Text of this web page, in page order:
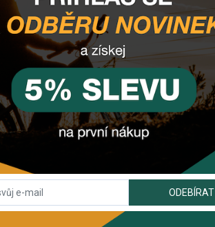
INSTAGRAM#BIKEHOUSESK
ODEBÍRAT